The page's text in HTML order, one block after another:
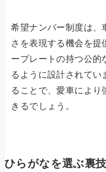
希望ナンバー制度は、
さを表現する機会を提
ープレートの持つ公的
るように設計されてい
ることで、愛車により
きるでしょう。
ひらがなを選ぶ裏